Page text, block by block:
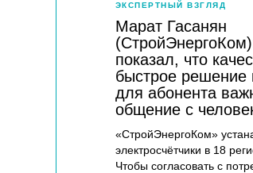
ЭКСПЕРТНЫЙ ВЗГЛЯД
Марат Гасанян
показал, что
быстрое решение
для абонента
общение с
«СтройЭнергоКом»
электросчётчики в 18
Чтобы согласовать с